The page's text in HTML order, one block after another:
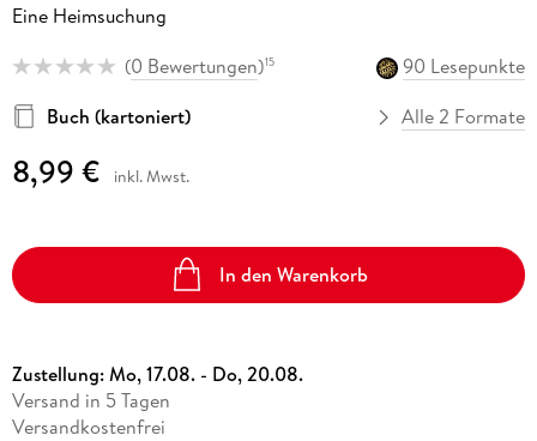
Eine Heimsuchung
(0 Bewertungen)15
90 Lesepunkte
Buch (kartoniert)
Alle 2 Formate
8,99 € inkl. Mwst.
In den Warenkorb
Zustellung:Mo, 17.08. - Do, 20.08.
Versand in 5 Tagen
Versandkostenfrei